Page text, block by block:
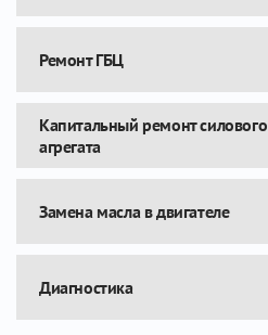
Ремонт ГБЦ
Капитальный ремонт силового
агрегата
Замена масла в двигателе
Диагностика